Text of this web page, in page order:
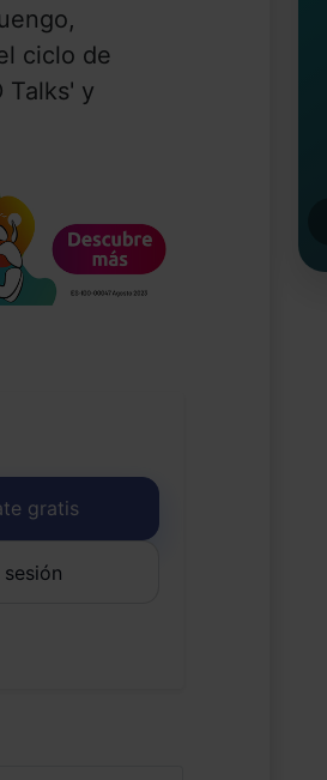
ciclo de
Talks' y
gratis